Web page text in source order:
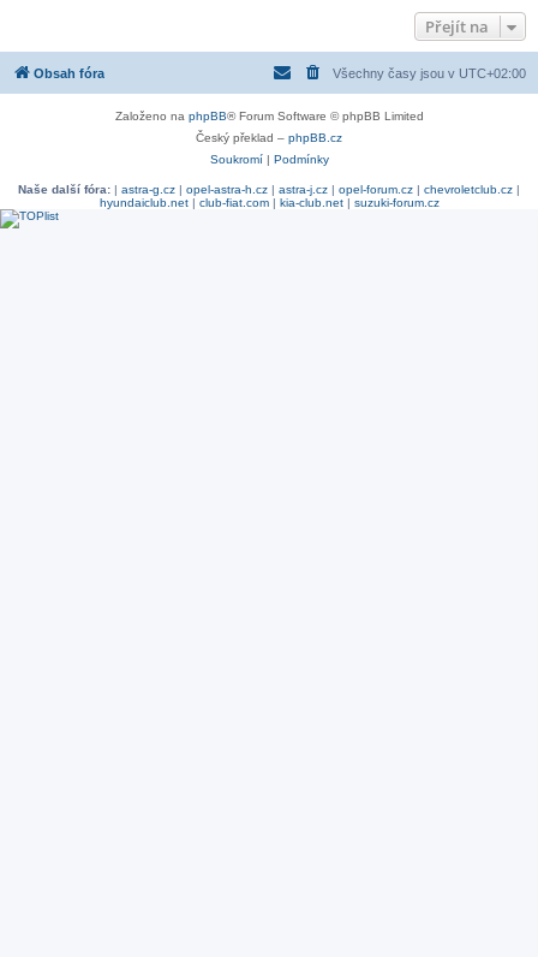
Přejít na
Obsah fóra Všechny časy jsou v UTC+02:00
Založeno na phpBB® Forum Software © phpBB Limited
Český překlad – phpBB.cz
Soukromí| Podmínky
Naše další fóra: | astra-g.cz | opel-astra-h.cz | astra-j.cz | opel-forum.cz | chevroletclub.cz |
hyundaiclub.net| club-fiat.com| kia-club.net| suzuki-forum.cz